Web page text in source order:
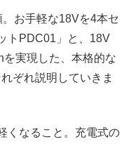
お手軽な18Vを4本セ
トPDC01」と、18V
実現した、本格的な
ぞれ説明していきま
くなること。充電式の